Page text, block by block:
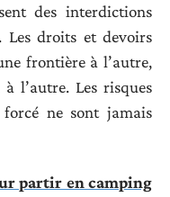
des interdictions
Les droits et devoirs
frontière à l’autre,
l’autre. Les risques
forcé ne sont jamais
partir en camping